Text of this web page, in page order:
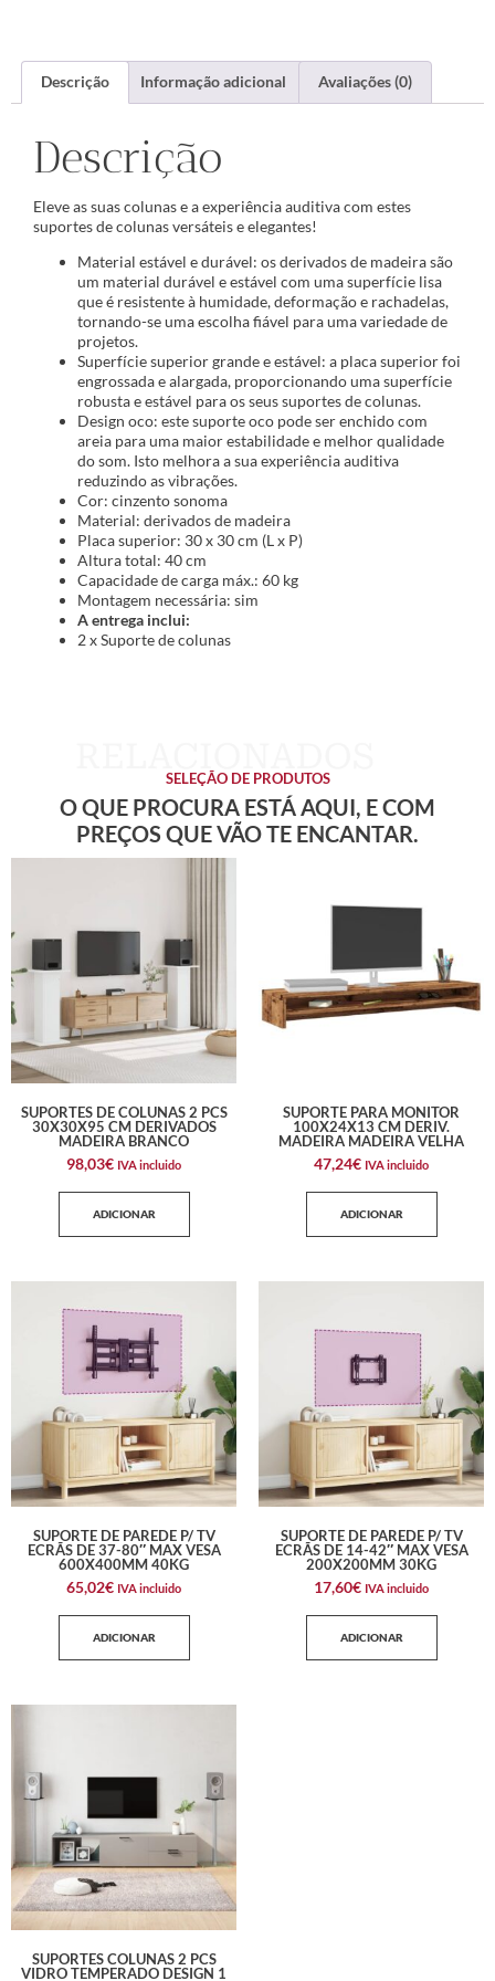
Descrição Informação adicional Avaliações (0)
Descrição
Eleve as suas colunas e a experiência auditiva com estes
suportes de colunas versáteis e elegantes!
Material estável e durável: os derivados de madeira são
um material durável e estável com uma superfície lisa
que é resistente à humidade, deformação e rachadelas,
tornando-se uma escolha fiável para uma variedade de
projetos.
Superfície superior grande e estável: a placa superior foi
engrossada e alargada, proporcionando uma superfície
robusta e estável para os seus suportes de colunas.
Design oco: este suporte oco pode ser enchido com
areia para uma maior estabilidade e melhor qualidade
do som. Isto melhora a sua experiência auditiva
reduzindo as vibrações.
Cor: cinzento sonoma
Material: derivados de madeira
Placa superior: 30 x 30 cm (L x P)
Altura total: 40 cm
Capacidade de carga máx.: 60 kg
Montagem necessária: sim
A entrega inclui:
2 x Suporte de colunas
SELEÇÃO DE PRODUTOS
O QUE PROCURA ESTÁ AQUI, E COM
PREÇOS QUE VÃO TE ENCANTAR.
SUPORTES DE COLUNAS 2 PCS
30X30X95 CM DERIVADOS
MADEIRA BRANCO
98,03€ IVA incluido
ADICIONAR
SUPORTE PARA MONITOR
100X24X13 CM DERIV.
MADEIRA MADEIRA VELHA
47,24€ IVA incluido
ADICIONAR
SUPORTE DE PAREDE P/ TV
ECRÃS DE 37-80″ MAX VESA
600X400MM 40KG
65,02€ IVA incluido
ADICIONAR
SUPORTE DE PAREDE P/ TV
ECRÃS DE 14-42″ MAX VESA
200X200MM 30KG
17,60€ IVA incluido
ADICIONAR
SUPORTES COLUNAS 2 PCS
VIDRO TEMPERADO DESIGN 1